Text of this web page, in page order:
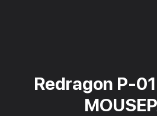
Redragon P-